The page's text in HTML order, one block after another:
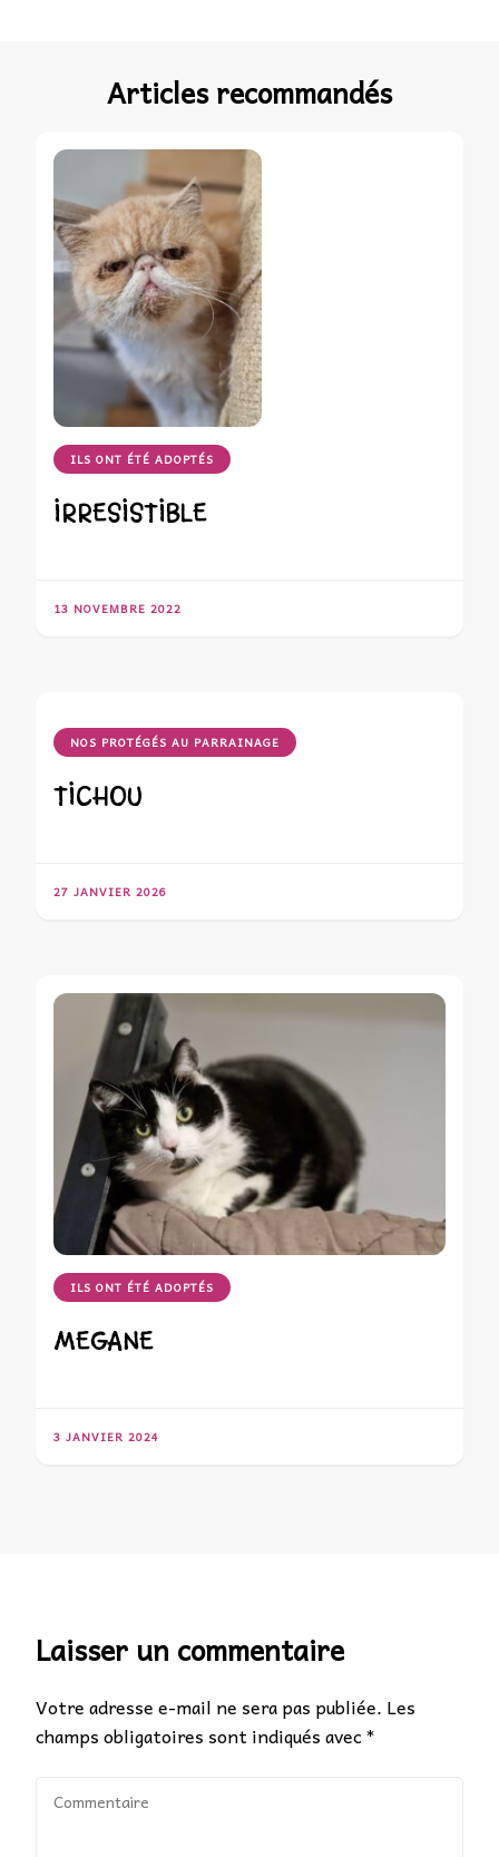
Articles recommandés
ILS ONT ÉTÉ ADOPTÉS
IRRESISTIBLE
13 NOVEMBRE 2022
NOS PROTÉGÉS AU PARRAINAGE
TICHOU
27 JANVIER 2026
ILS ONT ÉTÉ ADOPTÉS
MEGANE
3 JANVIER 2024
Laisser un commentaire
Votre adresse e-mail ne sera pas publiée. Les
champs obligatoires sont indiqués avec*